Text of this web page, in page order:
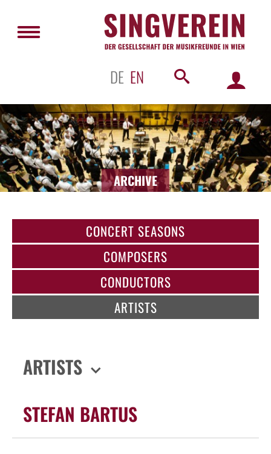
DE EN
ARCHIVE
CONCERT SEASONS
COMPOSERS
CONDUCTORS
ARTISTS
ARTISTS
STEFAN BARTUS